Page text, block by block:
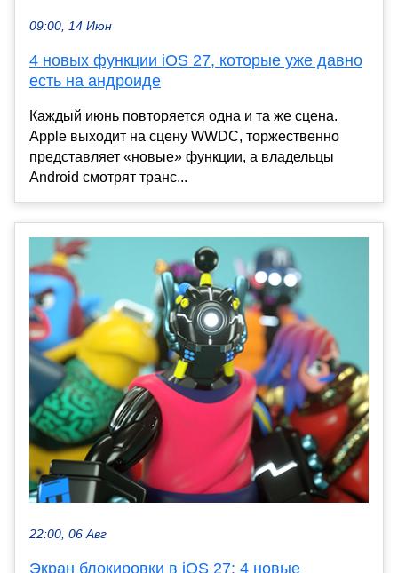
09:00, 14 Июн
4 новых функции iOS 27, которые уже давно
есть на андроиде
Каждый июнь повторяется одна и та же сцена.
Apple выходит на сцену WWDC, торжественно
представляет «новые» функции, а владельцы
Android смотрят транс...
22:00, 06 Авг
Экран блокировки в iOS 27: 4 новые